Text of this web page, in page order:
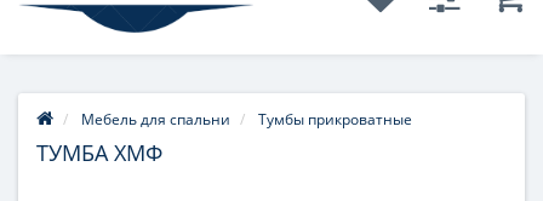
Мебель для спальни Тумбы прикроватные
ТУМБА ХМФ